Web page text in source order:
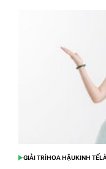
POSTED
GIẢI TRÍHOA HẬUKINH TẾ